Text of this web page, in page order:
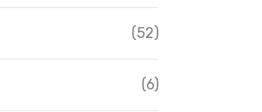
(52)
(6)